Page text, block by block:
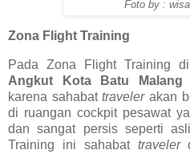
Foto by :
Zona Flight Training
Pada Zona Flight Training di
Angkut Kota Batu Malang
karena sahabattravelerakan
di ruangan cockpit pesawat
dan sangat persis seperti
Training ini sahabat traveler